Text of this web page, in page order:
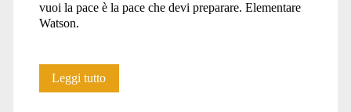
vuoi la pace è la pace che devi preparare. Elementare
Watson.
Leggi tuttoL’ambigua